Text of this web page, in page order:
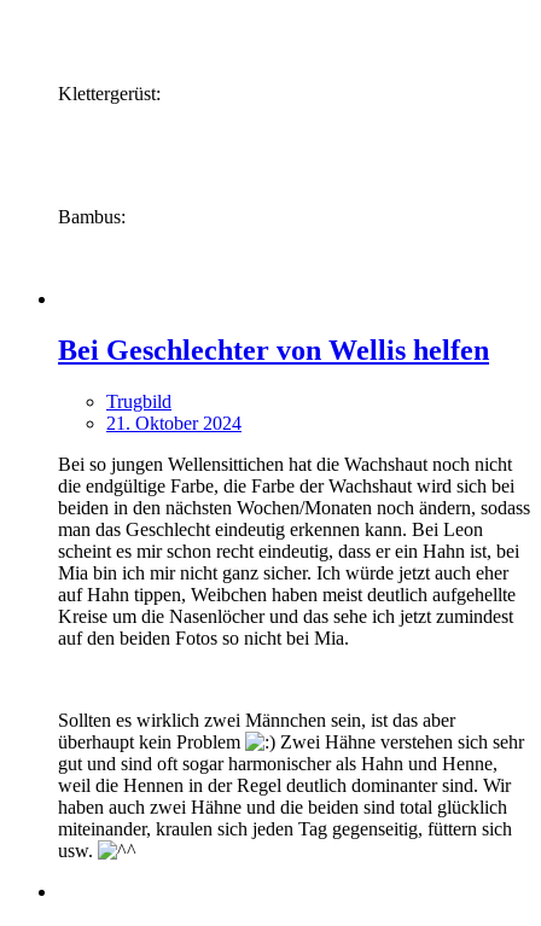
Klettergerüst:
Bambus:
Bei Geschlechter von Wellis helfen
Trugbild
21. Oktober 2024
Bei so jungen Wellensittichen hat die Wachshaut noch nicht
die endgültige Farbe, die Farbe der Wachshaut wird sich bei
beiden in den nächsten Wochen/Monaten noch ändern, sodass
man das Geschlecht eindeutig erkennen kann. Bei Leon
scheint es mir schon recht eindeutig, dass er ein Hahn ist, bei
Mia bin ich mir nicht ganz sicher. Ich würde jetzt auch eher
auf Hahn tippen, Weibchen haben meist deutlich aufgehellte
Kreise um die Nasenlöcher und das sehe ich jetzt zumindest
auf den beiden Fotos so nicht bei Mia.
Sollten es wirklich zwei Männchen sein, ist das aber
überhaupt kein Problem
Zwei Hähne verstehen sich sehr
gut und sind oft sogar harmonischer als Hahn und Henne,
weil die Hennen in der Regel deutlich dominanter sind. Wir
haben auch zwei Hähne und die beiden sind total glücklich
miteinander, kraulen sich jeden Tag gegenseitig, füttern sich
usw.